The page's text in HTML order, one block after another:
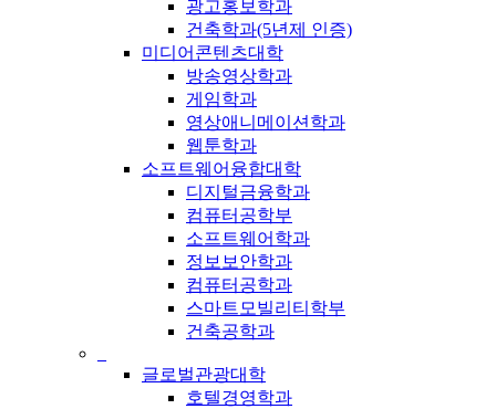
광고홍보학과
건축학과(5년제 인증)
미디어콘텐츠대학
방송영상학과
게임학과
영상애니메이션학과
웹툰학과
소프트웨어융합대학
디지털금융학과
컴퓨터공학부
소프트웨어학과
정보보안학과
컴퓨터공학과
스마트모빌리티학부
건축공학과
글로벌관광대학
호텔경영학과